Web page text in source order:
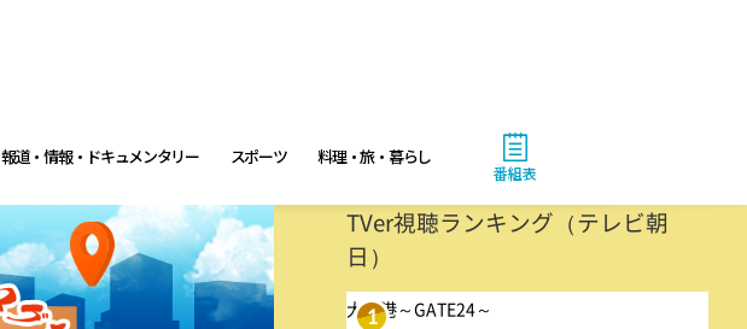
報道・情報・ドキュメンタリー スポーツ 料理・旅・暮らし
番組表
TVer視聴ランキング（テレビ朝
日）
1
大空港～GATE24～
グッド!モーニング
朝だ!生です旅サラダ 坂本昌